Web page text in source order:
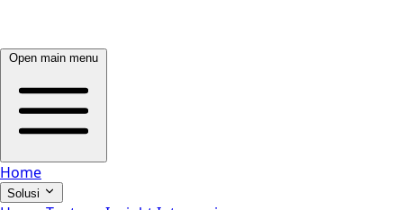
Open main menu
Home
Solusi